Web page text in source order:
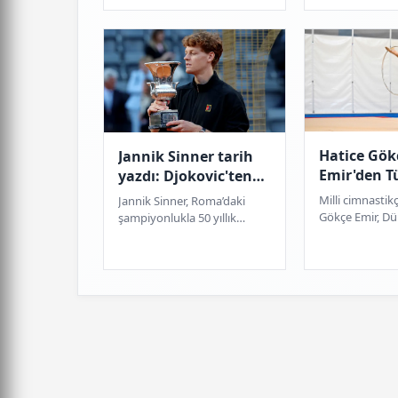
Jannik Sinner tarih
yazdı: Djokovic'ten
sonra bir ilki başardı
Jannik Sinner, Roma’daki
şampiyonlukla 50 yıllık
rekorlarına o...
Hatice
Emir'den
madalya
Milli
Gökçe Emir,
Türkiye’ye bu